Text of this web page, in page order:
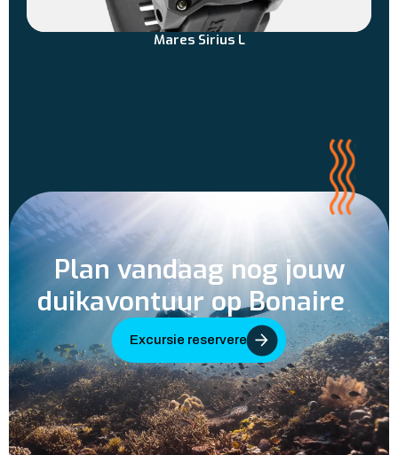
Mares Sirius L
Plan vandaag nog jouw
duikavontuur op Bonaire
Excursie reserveren